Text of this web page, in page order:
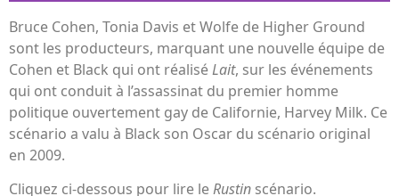
Bruce Cohen, Tonia Davis et Wolfe de Higher Ground
sont les producteurs, marquant une nouvelle équipe de
Cohen et Black qui ont réaliséLait, sur les événements
qui ont conduit à l’assassinat du premier homme
politique ouvertement gay de Californie, Harvey Milk. Ce
scénario a valu à Black son Oscar du scénario original
en 2009.
Cliquez ci-dessous pour lire leRustin scénario.